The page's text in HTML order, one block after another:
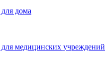
дома
медицинских учреждений